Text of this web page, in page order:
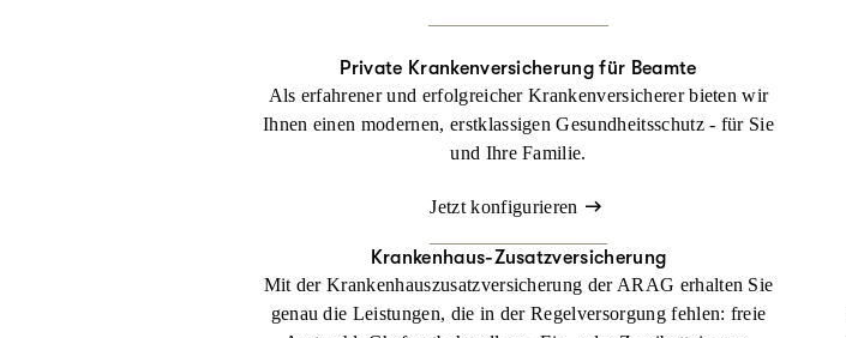
Private Krankenversicherung für Beamte
Als erfahrener und erfolgreicher Krankenversicherer bieten wir
Ihnen einen modernen, erstklassigen Gesundheitsschutz - für Sie
und Ihre Familie.
Jetzt konfigurieren
Krankenhaus-Zusatzversicherung
Mit der Krankenhauszusatzversicherung der ARAG erhalten Sie
genau die Leistungen, die in der Regelversorgung fehlen: freie